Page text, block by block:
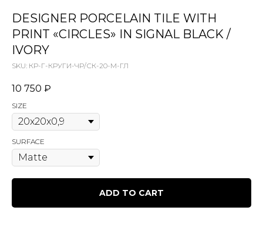
DESIGNER PORCELAIN TILE WITH
PRINT «CIRCLES» IN SIGNAL BLACK /
IVORY
SKU: КР-Г-КРУГИ-ЧР/СК-20-М-ГЛ
10 750 ₽
SIZE
SURFACE
ADD TO CART